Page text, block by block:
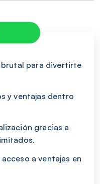
brutal para divertirte
y ventajas dentro
gracias a
a ventajas en